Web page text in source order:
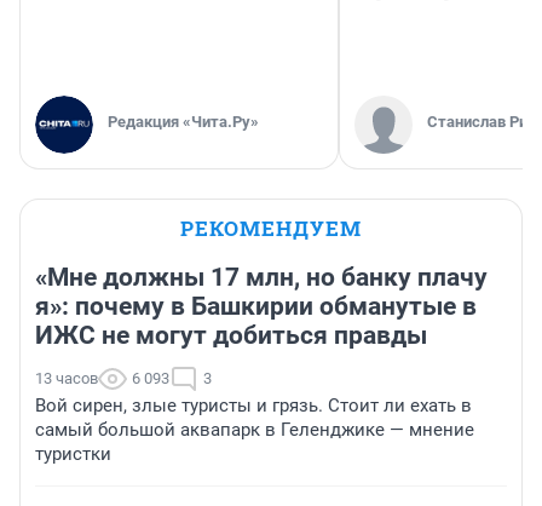
Редакция «Чита.Ру» Станислав
РЕКОМЕНДУЕМ
«Мне должны 17 млн, но банку плачу
я»: почему в Башкирии обманутые в
ИЖС не могут добиться правды
13 часов 6 093 3
Вой сирен, злые туристы и грязь. Стоит ли ехать в
самый большой аквапарк в Геленджике — мнение
туристки